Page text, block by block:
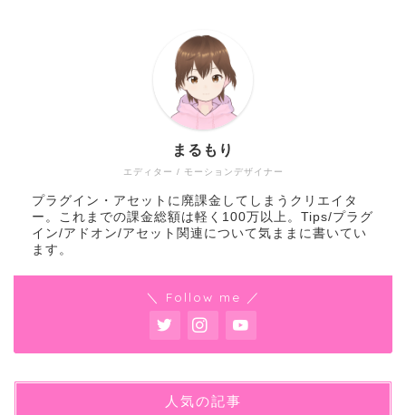
エディター / モーションデザイナー
まるもり
プラグイン・アセットに廃課金してしまうクリエイタ
ー。これまでの課金総額は軽く100万以上。Tips/プラグ
イン/アドオン/アセット関連について気ままに書いてい
ます。
＼ Follow me ／
人気の記事